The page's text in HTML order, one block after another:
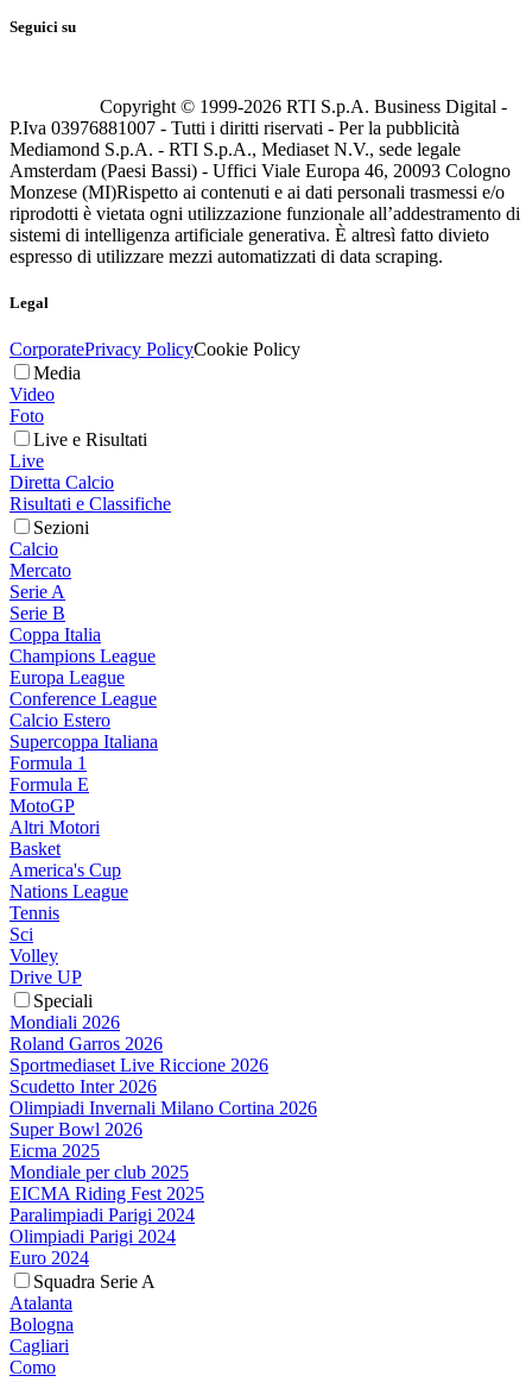
Seguici su
Copyright © 1999-2026 RTI S.p.A. Business Digital -
P.Iva 03976881007 - Tutti i diritti riservati - Per la pubblicità
Mediamond S.p.A. - RTI S.p.A., Mediaset N.V., sede legale
Amsterdam (Paesi Bassi) - Uffici Viale Europa 46, 20093 Cologno
Monzese (MI)Rispetto ai contenuti e ai dati personali trasmessi e/o
riprodotti è vietata ogni utilizzazione funzionale all’addestramento di
sistemi di intelligenza artificiale generativa. È altresì fatto divieto
espresso di utilizzare mezzi automatizzati di data scraping.
Legal
CorporatePrivacy PolicyCookie Policy
Media
Video
Foto
Live e Risultati
Live
Diretta Calcio
Risultati e Classifiche
Sezioni
Calcio
Mercato
Serie A
Serie B
Coppa Italia
Champions League
Europa League
Conference League
Calcio Estero
Supercoppa Italiana
Formula 1
Formula E
MotoGP
Altri Motori
Basket
America's Cup
Nations League
Tennis
Sci
Volley
Drive UP
Speciali
Mondiali 2026
Roland Garros 2026
Sportmediaset Live Riccione 2026
Scudetto Inter 2026
Olimpiadi Invernali Milano Cortina 2026
Super Bowl 2026
Eicma 2025
Mondiale per club 2025
EICMA Riding Fest 2025
Paralimpiadi Parigi 2024
Olimpiadi Parigi 2024
Euro 2024
Squadra Serie A
Atalanta
Bologna
Cagliari
Como